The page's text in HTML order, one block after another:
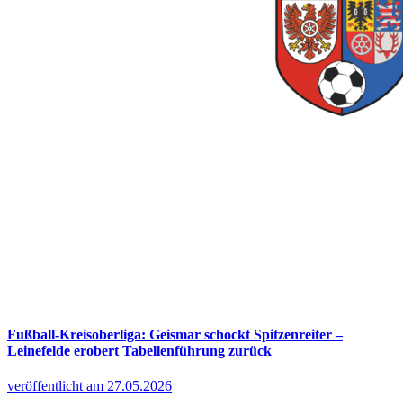
Fußball-Kreisoberliga: Geismar schockt Spitzenreiter –
Leinefelde erobert Tabellenführung zurück
veröffentlicht am 27.05.2026